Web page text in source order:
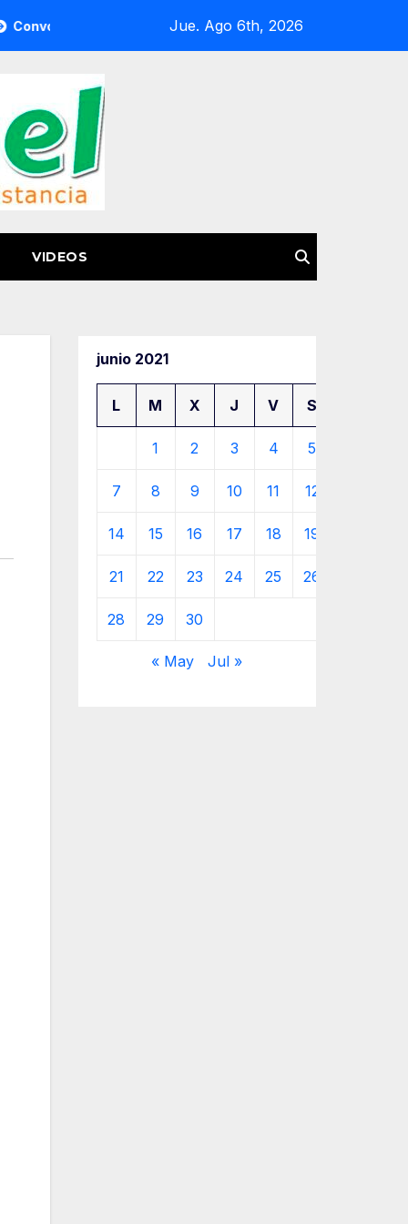
a la Feria del Pasaporte Estadounidense 2026
Jue. Ago 6th, 2026
VIDEOS
junio 2021
L M X J V S
1 2 3 4 5
7 8 9 10 11 12
14 15 16 17 18 19
21 22 23 24 25 26
28 29 30
« May Jul »